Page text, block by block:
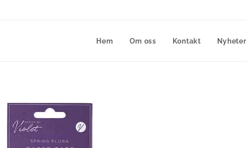
Hem Om oss Kontakt Nyheter